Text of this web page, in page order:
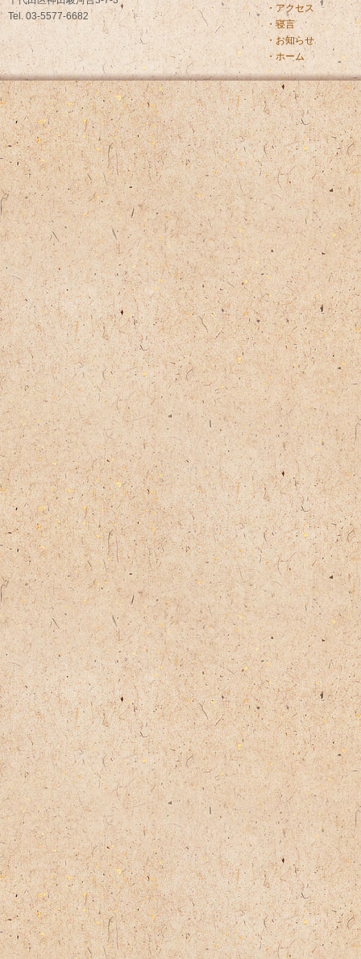
Tel. 03-5577-6682
・アクセス
・寝言
・お知らせ
・ホーム